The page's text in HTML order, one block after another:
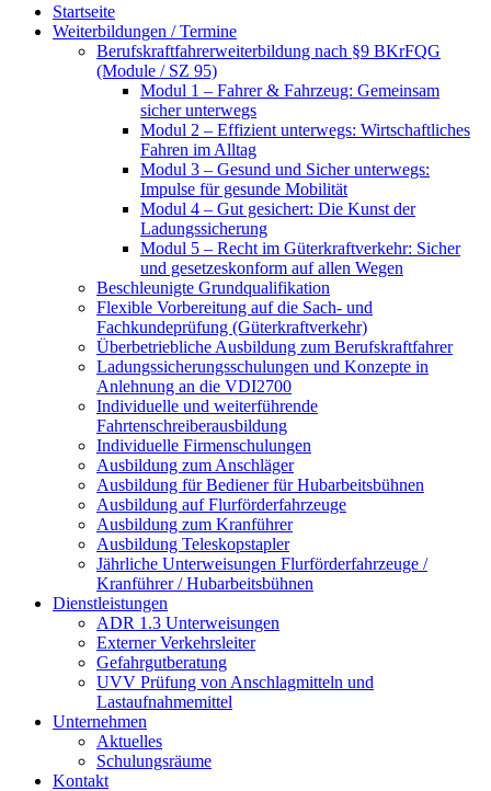
Startseite
Weiterbildungen / Termine
Berufskraftfahrer­weiterbildung nach §9 BKrFQG
(Module / SZ 95)
Modul 1 – Fahrer & Fahrzeug: Gemeinsam
sicher unterwegs
Modul 2 – Effizient unterwegs: Wirtschaftliches
Fahren im Alltag
Modul 3 – Gesund und Sicher unterwegs:
Impulse für gesunde Mobilität
Modul 4 – Gut gesichert: Die Kunst der
Ladungssicherung
Modul 5 – Recht im Güterkraftverkehr: Sicher
und gesetzeskonform auf allen Wegen
Beschleunigte Grundqualifikation
Flexible Vorbereitung auf die Sach- und
Fachkundeprüfung (Güterkraftverkehr)
Überbetriebliche Ausbildung zum Berufskraftfahrer
Ladungssicherungsschulungen und Konzepte in
Anlehnung an die VDI2700
Individuelle und weiterführende
Fahrtenschreiberausbildung
Individuelle Firmenschulungen
Ausbildung zum Anschläger
Ausbildung für Bediener für Hubarbeitsbühnen
Ausbildung auf Flurförderfahrzeuge
Ausbildung zum Kranführer
Ausbildung Teleskopstapler
Jährliche Unterweisungen Flurförderfahrzeuge /
Kranführer / Hubarbeitsbühnen
Dienstleistungen
ADR 1.3 Unterweisungen
Externer Verkehrsleiter
Gefahrgutberatung
UVV Prüfung von Anschlagmitteln und
Lastaufnahmemittel
Unternehmen
Aktuelles
Schulungsräume
Kontakt